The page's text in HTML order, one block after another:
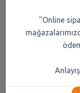
Red Bull Enerji İçeceği
"Online